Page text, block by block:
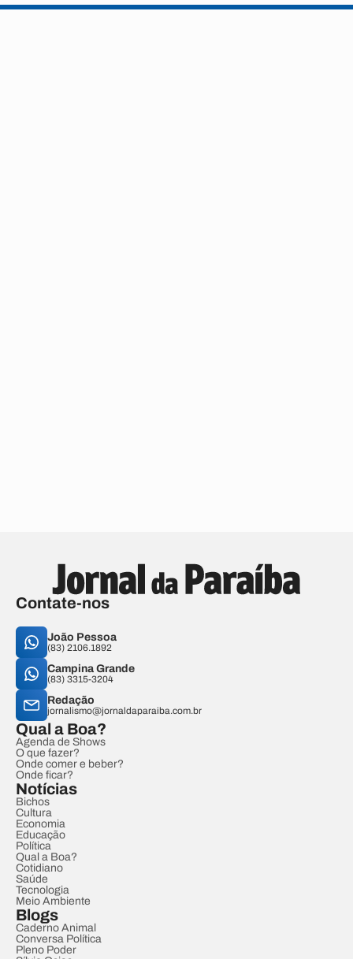
Contate-nos
João Pessoa
(83) 2106.1892
Campina Grande
(83) 3315-3204
Redação
jornalismo@jornaldaparaiba.com.br
Qual a Boa?
Agenda de Shows
O que fazer?
Onde comer e beber?
Onde ficar?
Notícias
Bichos
Cultura
Economia
Educação
Política
Qual a Boa?
Cotidiano
Saúde
Tecnologia
Meio Ambiente
Blogs
Caderno Animal
Conversa Política
Pleno Poder